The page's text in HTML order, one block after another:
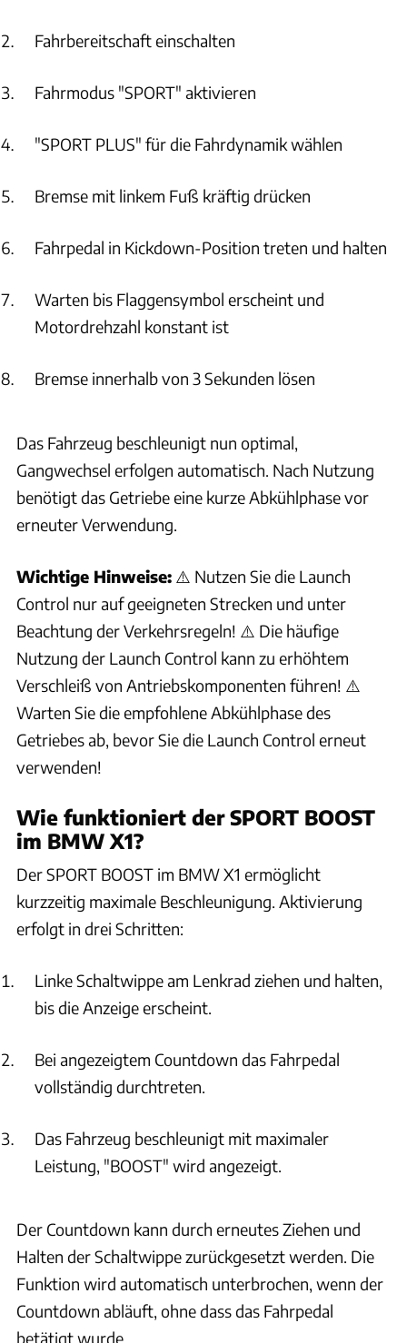
Fahrbereitschaft einschalten
Fahrmodus "SPORT" aktivieren
"SPORT PLUS" für die Fahrdynamik wählen
Bremse mit linkem Fuß kräftig drücken
Fahrpedal in Kickdown-Position treten und halten
Warten bis Flaggensymbol erscheint und
Motordrehzahl konstant ist
Bremse innerhalb von 3 Sekunden lösen
Das Fahrzeug beschleunigt nun optimal,
Gangwechsel erfolgen automatisch. Nach Nutzung
benötigt das Getriebe eine kurze Abkühlphase vor
erneuter Verwendung.
Wichtige Hinweise: ⚠️ Nutzen Sie die Launch
Control nur auf geeigneten Strecken und unter
Beachtung der Verkehrsregeln! ⚠️ Die häufige
Nutzung der Launch Control kann zu erhöhtem
Verschleiß von Antriebskomponenten führen! ⚠️
Warten Sie die empfohlene Abkühlphase des
Getriebes ab, bevor Sie die Launch Control erneut
verwenden!
Wie funktioniert der SPORT BOOST
im BMW X1?
Der SPORT BOOST im BMW X1 ermöglicht
kurzzeitig maximale Beschleunigung. Aktivierung
erfolgt in drei Schritten:
Linke Schaltwippe am Lenkrad ziehen und halten,
bis die Anzeige erscheint.
Bei angezeigtem Countdown das Fahrpedal
vollständig durchtreten.
Das Fahrzeug beschleunigt mit maximaler
Leistung, "BOOST" wird angezeigt.
Der Countdown kann durch erneutes Ziehen und
Halten der Schaltwippe zurückgesetzt werden. Die
Funktion wird automatisch unterbrochen, wenn der
Countdown abläuft, ohne dass das Fahrpedal
betätigt wurde.